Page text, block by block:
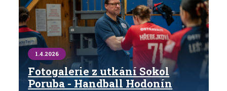
1.4.2026
Fotogalerie z utkání Sokol
Poruba - Handball Hodonín